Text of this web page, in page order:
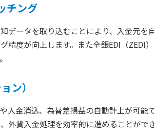
チング
データを取り込むことにより、入金元を
精度が向上します。また全銀EDI（ZEDI
ン）
入金消込、為替差損益の自動計上が可
外貨入金処理を効率的に進めることができ